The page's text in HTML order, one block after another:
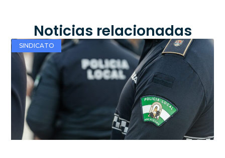
Noticias relacionadas
SINDICATO